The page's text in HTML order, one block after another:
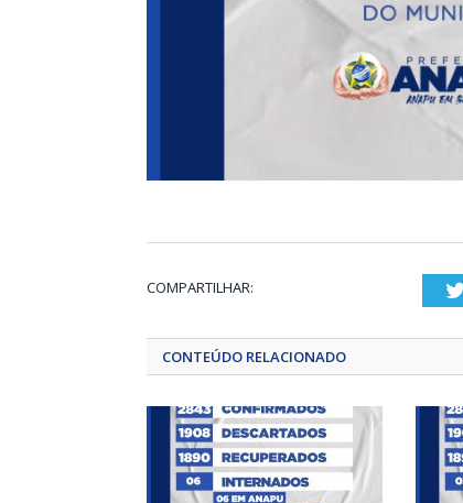
COMPARTILHAR:
CONTEÚDO RELACIONADO